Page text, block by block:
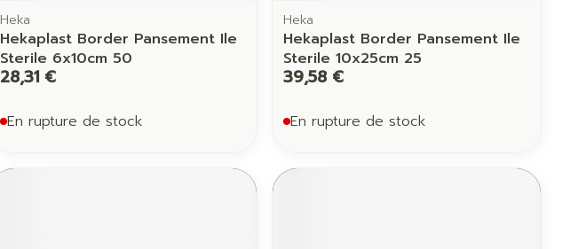
Heka
Hekaplast Border Pansement Ile
Sterile 6x10cm 50
28,31 €
En rupture de stock
Heka
Hekaplast Border Pansement Ile
Sterile 10x25cm 25
39,58 €
En rupture de stock